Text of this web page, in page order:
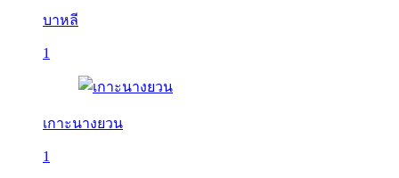
บาหลี
1
เกาะนางยวน
1